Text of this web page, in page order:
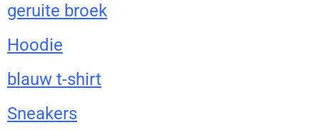
geruite broek
Hoodie
blauw t-shirt
Sneakers